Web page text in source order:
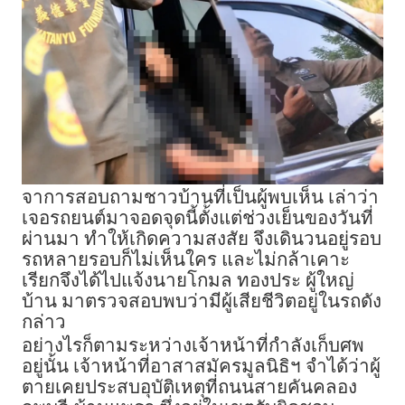
จาการสอบถามชาวบ้านที่เป็นผู้พบเห็น เล่าว่า
เจอรถยนต์มาจอดจุดนี้ตั้งแต่ช่วงเย็นของวันที่
ผ่านมา ทำให้เกิดความสงสัย จึงเดินวนอยู่รอบ
รถหลายรอบก็ไม่เห็นใคร และไม่กล้าเคาะ
เรียกจึงได้ไปแจ้งนายโกมล ทองประ ผู้ใหญ่
บ้าน มาตรวจสอบพบว่ามีผู้เสียชีวิตอยู่ในรถดัง
กล่าว
อย่างไรก็ตามระหว่างเจ้าหน้าที่กำลังเก็บศพ
อยู่นั้น เจ้าหน้าที่อาสาสมัครมูลนิธิฯ จำได้ว่าผู้
ตายเคยประสบอุบัติเหตุที่ถนนสายคันคลอง